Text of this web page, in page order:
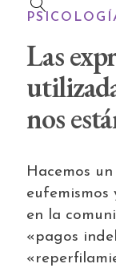
Las
nos
Hacemos
eufemismos
en la
«pagos